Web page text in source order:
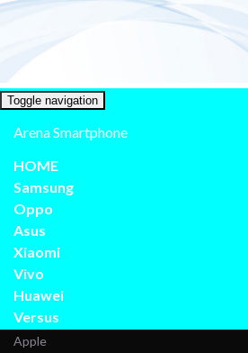
Toggle navigation
Arena Smartphone
HOME
Samsung
Oppo
Asus
Xiaomi
Vivo
Huawei
Versus
Apple